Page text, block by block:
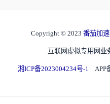
Copyright © 2023 番茄加
互联网虚拟专用网业
湘ICP备2023004234号-1 APP